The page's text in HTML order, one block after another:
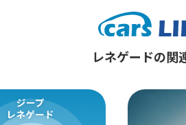
レネゲードの関